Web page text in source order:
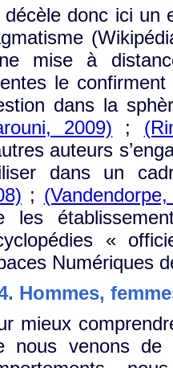
décèle donc ici un
mise à
le
dans la
2009) ;
auteurs
dans un
;
les
«
Numériques
Hommes,
mieux
nous venons de